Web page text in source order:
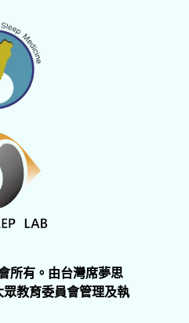
所有。由台灣席夢思
教育委員會管理及執